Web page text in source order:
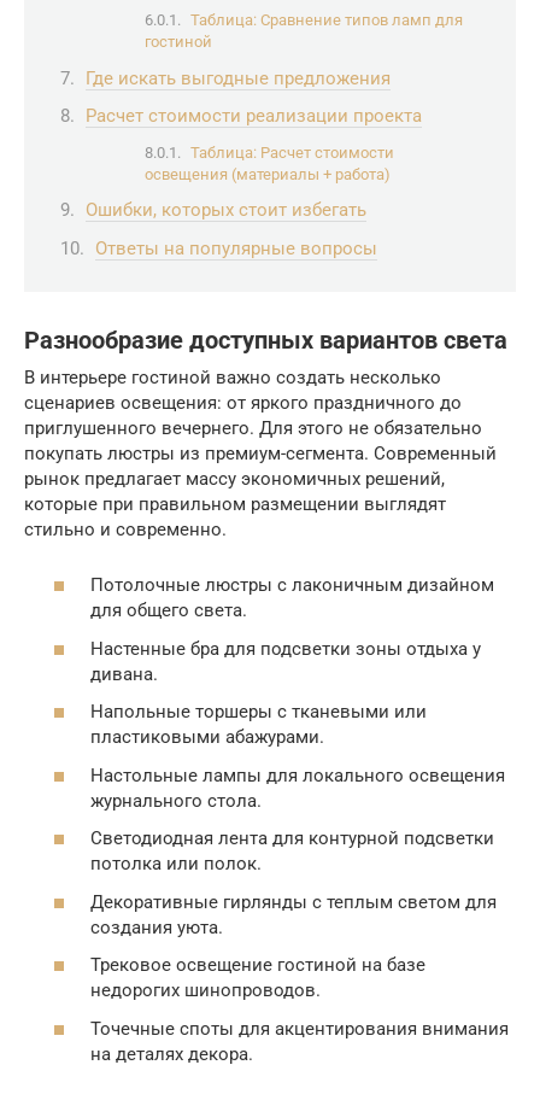
Таблица: Сравнение типов ламп для
гостиной
Где искать выгодные предложения
Расчет стоимости реализации проекта
Таблица: Расчет стоимости
освещения (материалы + работа)
Ошибки, которых стоит избегать
Ответы на популярные вопросы
Разнообразие доступных вариантов света
В интерьере гостиной важно создать несколько
сценариев освещения: от яркого праздничного до
приглушенного вечернего. Для этого не обязательно
покупать люстры из премиум-сегмента. Современный
рынок предлагает массу экономичных решений,
которые при правильном размещении выглядят
стильно и современно.
Потолочные люстры с лаконичным дизайном
для общего света.
Настенные бра для подсветки зоны отдыха у
дивана.
Напольные торшеры с тканевыми или
пластиковыми абажурами.
Настольные лампы для локального освещения
журнального стола.
Светодиодная лента для контурной подсветки
потолка или полок.
Декоративные гирлянды с теплым светом для
создания уюта.
Трековое освещение гостиной на базе
недорогих шинопроводов.
Точечные споты для акцентирования внимания
на деталях декора.